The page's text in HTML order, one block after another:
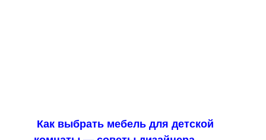
Как выбрать мебель для детской